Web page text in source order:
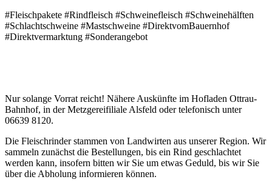
#Fleischpakete #Rindfleisch #Schweinefleisch #Schweinehälften
#Schlachtschweine #Mastschweine #DirektvomBauernhof
#Direktvermarktung #Sonderangebot
Nur solange Vorrat reicht! Nähere Auskünfte im Hofladen Ottrau-
Bahnhof, in der Metzgereifiliale Alsfeld oder telefonisch unter
06639 8120.
Die Fleischrinder stammen von Landwirten aus unserer Region. Wir
sammeln zunächst die Bestellungen, bis ein Rind geschlachtet
werden kann, insofern bitten wir Sie um etwas Geduld, bis wir Sie
über die Abholung informieren können.